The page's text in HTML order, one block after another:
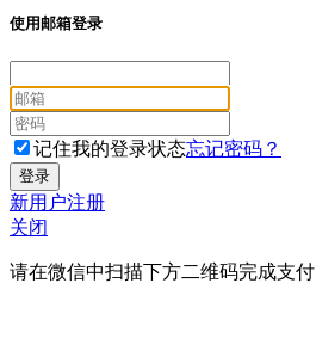
使用邮箱登录
记住我的登录状态忘记密码？
新用户注册
关闭
请在微信中扫描下方二维码完成支付